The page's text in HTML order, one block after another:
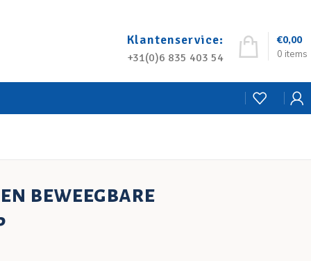
Klantenservice:
+31(0)6 835 403 54 0 items
€0,00
beweegbare